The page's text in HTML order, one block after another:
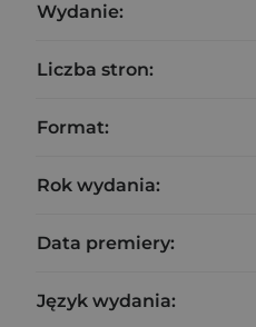
Wydanie:
Liczba stron:
Format:
Rok wydania:
Data premiery:
Język wydania: